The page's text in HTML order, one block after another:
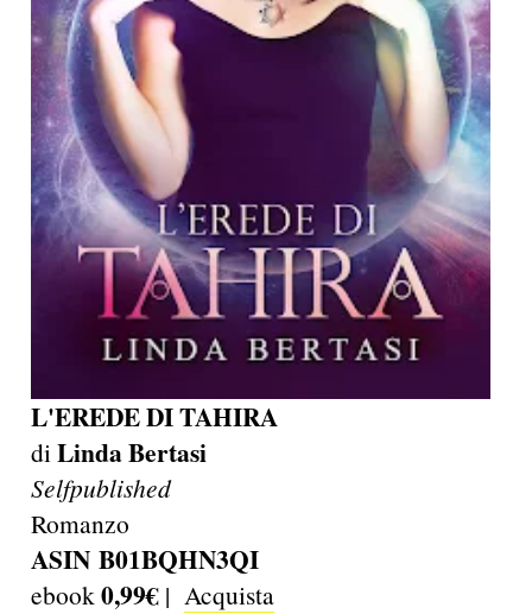
L'EREDE DI TAHIRA
diLinda Bertasi
Selfpublished
Romanzo
ASIN B01BQHN3QI
ebook0,99€ | Acquista